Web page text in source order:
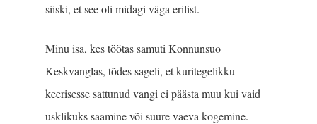
siiski, et see oli midagi väga erilist.
Minu isa, kes töötas samuti Konnunsuo
Keskvanglas, tõdes sageli, et kuritegelikku
keerisesse sattunud vangi ei päästa muu kui vaid
usklikuks saamine või suure vaeva kogemine.